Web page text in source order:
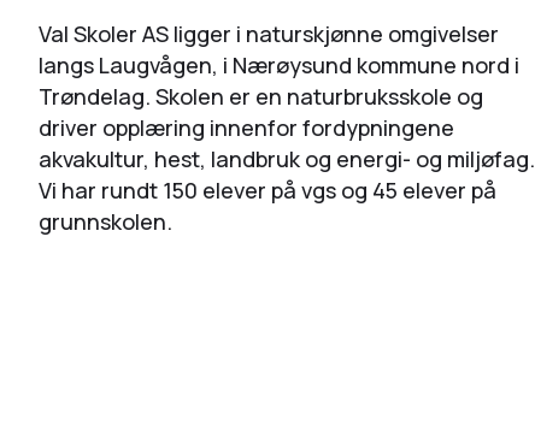
Val Skoler AS ligger i naturskjønne omgivelser
langs Laugvågen, i Nærøysund kommune nord i
Trøndelag. Skolen er en naturbruksskole og
driver opplæring innenfor fordypningene
akvakultur, hest, landbruk og energi- og miljøfag.
Vi har rundt 150 elever på vgs og 45 elever på
grunnskolen.